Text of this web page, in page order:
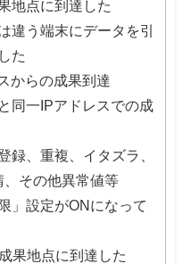
地点に到達した
違う端末にデータを引
た
からの成果到達
同一IPアドレスでの成
録、重複、イタズラ、
、その他異常値等
」設定がONになって
果地点に到達した